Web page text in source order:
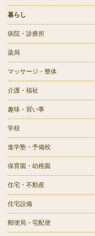
暮らし
病院・診療所
薬局
マッサージ・整体
介護・福祉
趣味・習い事
学校
進学塾・予備校
保育園・幼稚園
住宅・不動産
住宅設備
郵便局・宅配便